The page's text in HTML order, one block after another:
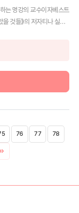
는 명강의 교수이자베스트
것들》의 저자티나 실리
76 77 78